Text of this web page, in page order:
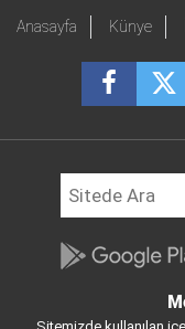
Anasayfa Künye